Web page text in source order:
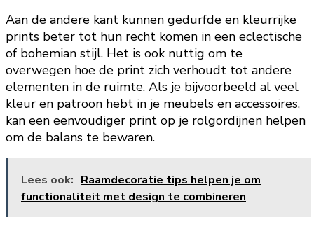
Aan de andere kant kunnen gedurfde en kleurrijke
prints beter tot hun recht komen in een eclectische
of bohemian stijl. Het is ook nuttig om te
overwegen hoe de print zich verhoudt tot andere
elementen in de ruimte. Als je bijvoorbeeld al veel
kleur en patroon hebt in je meubels en accessoires,
kan een eenvoudiger print op je rolgordijnen helpen
om de balans te bewaren.
Lees ook: Raamdecoratie tips helpen je om
functionaliteit met design te combineren